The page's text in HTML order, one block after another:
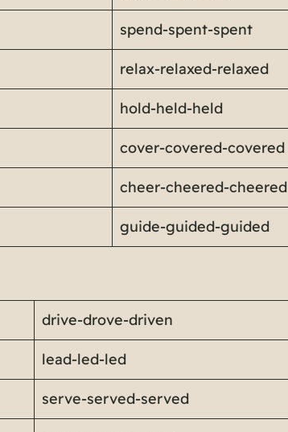
spend-spent-spent
relax-relaxed-relaxed
hold-held-held
cover-covered-covered
cheer-cheered-cheered
guide-guided-guided
drive-drove-driven
lead-led-led
serve-served-served